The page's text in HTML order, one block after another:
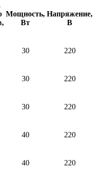
Мощность,
Вт
Напряжение,
В
30 220
30 220
30 220
40 220
40 220